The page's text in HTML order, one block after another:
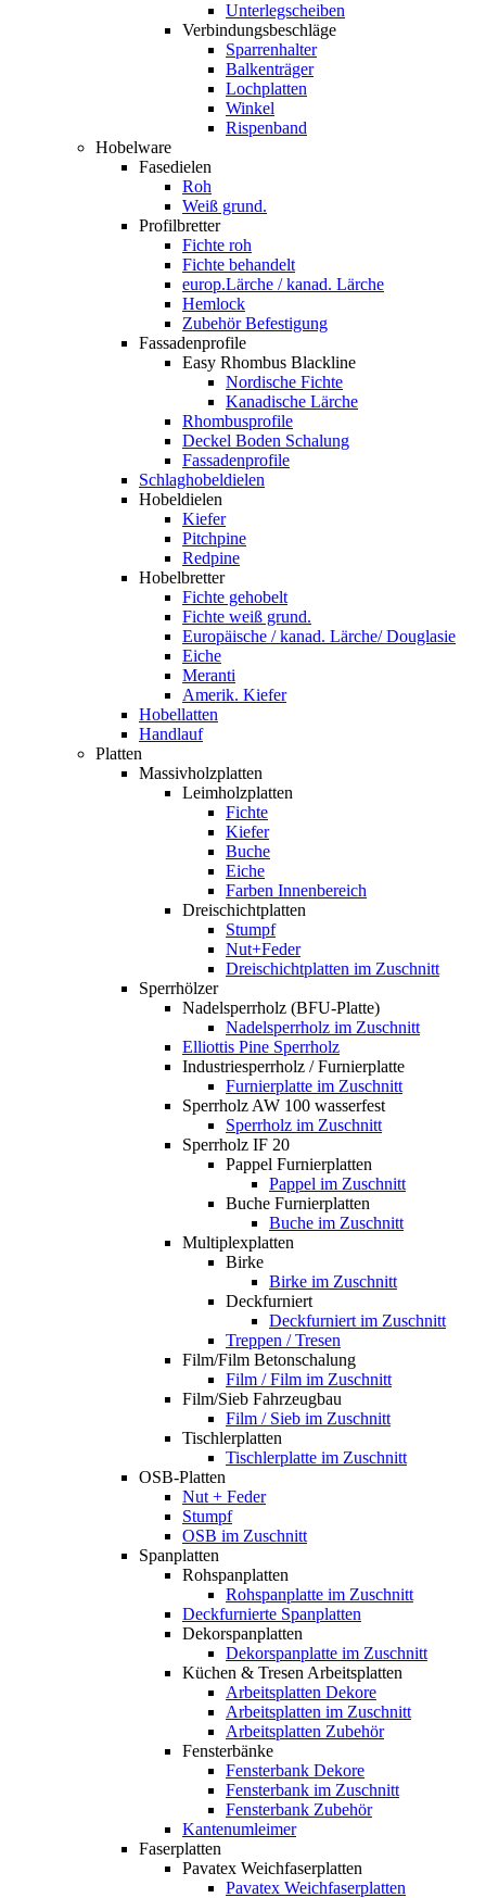
Unterlegscheiben
Verbindungsbeschläge
Sparrenhalter
Balkenträger
Lochplatten
Winkel
Rispenband
Hobelware
Fasedielen
Roh
Weiß grund.
Profilbretter
Fichte roh
Fichte behandelt
europ.Lärche / kanad. Lärche
Hemlock
Zubehör Befestigung
Fassadenprofile
Easy Rhombus Blackline
Nordische Fichte
Kanadische Lärche
Rhombusprofile
Deckel Boden Schalung
Fassadenprofile
Schlaghobeldielen
Hobeldielen
Kiefer
Pitchpine
Redpine
Hobelbretter
Fichte gehobelt
Fichte weiß grund.
Europäische / kanad. Lärche/ Douglasie
Eiche
Meranti
Amerik. Kiefer
Hobellatten
Handlauf
Platten
Massivholzplatten
Leimholzplatten
Fichte
Kiefer
Buche
Eiche
Farben Innenbereich
Dreischichtplatten
Stumpf
Nut+Feder
Dreischichtplatten im Zuschnitt
Sperrhölzer
Nadelsperrholz (BFU-Platte)
Nadelsperrholz im Zuschnitt
Elliottis Pine Sperrholz
Industriesperrholz / Furnierplatte
Furnierplatte im Zuschnitt
Sperrholz AW 100 wasserfest
Sperrholz im Zuschnitt
Sperrholz IF 20
Pappel Furnierplatten
Pappel im Zuschnitt
Buche Furnierplatten
Buche im Zuschnitt
Multiplexplatten
Birke
Birke im Zuschnitt
Deckfurniert
Deckfurniert im Zuschnitt
Treppen / Tresen
Film/Film Betonschalung
Film / Film im Zuschnitt
Film/Sieb Fahrzeugbau
Film / Sieb im Zuschnitt
Tischlerplatten
Tischlerplatte im Zuschnitt
OSB-Platten
Nut + Feder
Stumpf
OSB im Zuschnitt
Spanplatten
Rohspanplatten
Rohspanplatte im Zuschnitt
Deckfurnierte Spanplatten
Dekorspanplatten
Dekorspanplatte im Zuschnitt
Küchen & Tresen Arbeitsplatten
Arbeitsplatten Dekore
Arbeitsplatten im Zuschnitt
Arbeitsplatten Zubehör
Fensterbänke
Fensterbank Dekore
Fensterbank im Zuschnitt
Fensterbank Zubehör
Kantenumleimer
Faserplatten
Pavatex Weichfaserplatten
Pavatex Weichfaserplatten